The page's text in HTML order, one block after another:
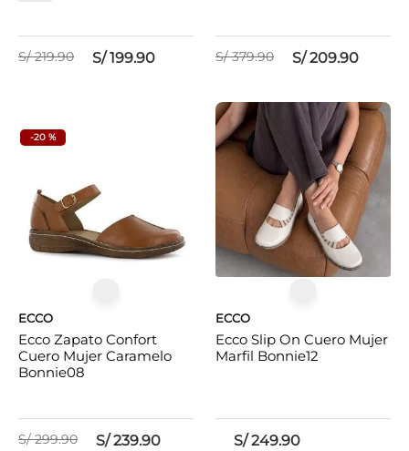
S/ 219.90 S/ 199.90 S/ 379.90 S/ 209.90
-20 %
ECCO
Ecco Zapato Confort
Cuero Mujer Caramelo
Bonnie08
S/ 299.90 S/ 239.90
ECCO
Ecco Slip On Cuero Mujer
Marfil Bonnie12
S/ 249.90